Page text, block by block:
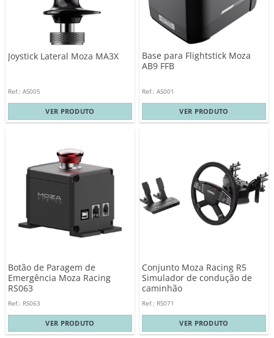
Joystick Lateral Moza MA3X
Ref.: AS005
VER PRODUTO
Base para Flightstick Moza
AB9 FFB
Ref.: AS001
VER PRODUTO
Botão de Paragem de
Emergência Moza Racing
RS063
Ref.: RS063
VER PRODUTO
Conjunto Moza Racing R5
Simulador de condução de
caminhão
Ref.: RS071
VER PRODUTO